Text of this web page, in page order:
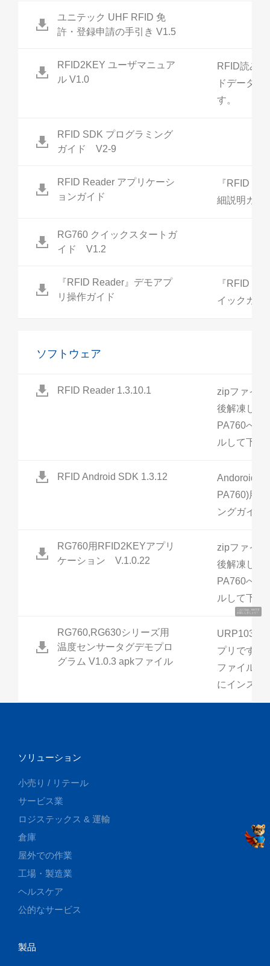
こんにちは、UUです
お話ししましょう！
ユニテック UHF RFID 免
許・登録申請の手引き V1.5
RFID2KEY ユーザマニュア
ル V1.0
RFID読み
ドデータ
す。
RFID SDK プログラミング
ガイド V2-9
RFID Reader アプリケーシ
ョンガイド
『RFID
細説明ガイ
RG760 クイックスタートガ
イド V1.2
『RFID Reader』デモアプ
リ操作ガイド
『RFID
イックガイ
ソフトウェア
RFID Reader 1.3.10.1
zipファイ
後解凍し、
PA760へコ
ルして下さ
RFID Android SDK 1.3.12
Andoroidデ
PA760)用
ングガイド
RG760用RFID2KEYアプリ
ケーション V.1.0.22
zipファイ
後解凍し、
PA760へコ
ルして下さ
RG760,RG630シリーズ用
温度センサータグデモプロ
グラム V1.0.3 apkファイル
URP1030
プリです。
ファイルを
にインスト
ソリューション
小売り / リテール
サービス業
ロジステックス & 運輸
倉庫
屋外での作業
工場・製造業
ヘルスケア
公的なサービス
製品